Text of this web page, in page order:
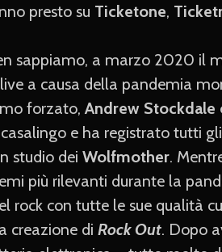
presto su Ticketone,
sappiamo, a marzo 2020 il
a causa della pandemia
forzato, Andrew Stockdale
e ha registrato tutti
studio dei Wolfmother.
più rilevanti durante la
rock con tutte le sue qualità
creazione di Rock Out. Dopo